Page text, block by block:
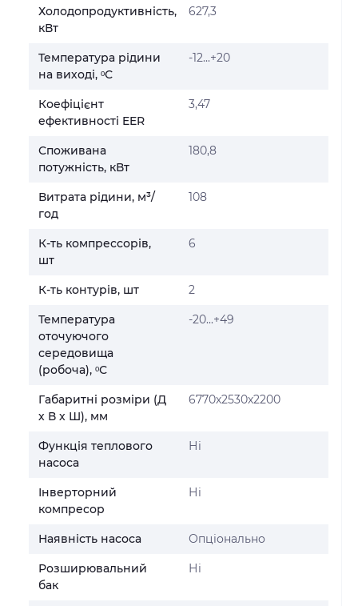
Холодопродуктивність,
кВт
627,3
Температура рідини
на виході, ᵒС
-12...+20
Коефіцієнт
ефективності EER
3,47
Споживана
потужність, кВт
180,8
Витрата рідини, м³/
год
108
К-ть компрессорів,
шт
6
К-ть контурів, шт 2
Температура
оточуючого
середовища
(робоча), ᵒС
-20...+49
Габаритні розміри (Д
х В х Ш), мм
6770х2530х2200
Функція теплового
насоса
Ні
Інверторний
компресор
Ні
Наявність насоса Опціонально
Розширювальний
бак
Ні